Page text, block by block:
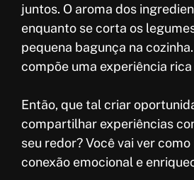
juntos. O aroma dos
enquanto se corta os
pequena bagunça na
compõe uma experiência
Então, que tal criar
compartilhar experiências
seu redor? Você vai ver
conexão emocional e